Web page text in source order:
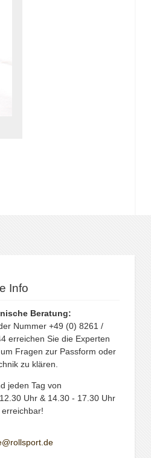
Info
Beratung:
Nummer +49 (0) 8261 /
erreichen Sie die Experten
Fragen zur Passform oder
zu klären.
jeden Tag von
Uhr & 14.30 - 17.30 Uhr